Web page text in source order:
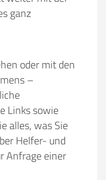
ganz
oder mit den
–
Links sowie
alles, was Sie
Helfer- und
Anfrage einer